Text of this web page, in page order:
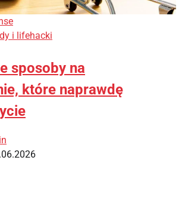
i lifehacki
sposoby na
które naprawdę